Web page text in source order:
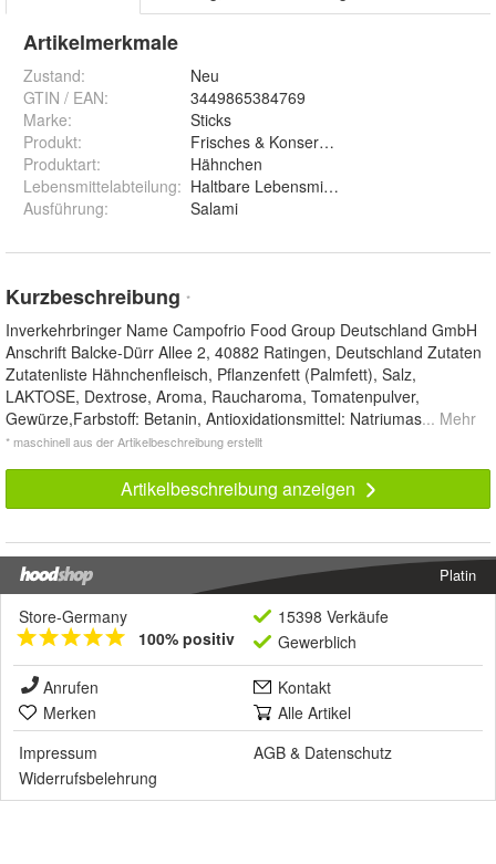
Artikelmerkmale
Zustand:
Neu
GTIN / EAN:
3449865384769
Marke:
Sticks
Produkt:
Frisches & Konservenfleisch & -geflügel
Produktart:
Hähnchen
Lebensmittelabteilung: Haltbare Lebensmittel
Ausführung: Salami
Kurzbeschreibung *
Inverkehrbringer Name Campofrio Food Group Deutschland GmbH
Anschrift Balcke-Dürr Allee 2, 40882 Ratingen, Deutschland Zutaten
Zutatenliste Hähnchenfleisch, Pflanzenfett (Palmfett), Salz,
LAKTOSE, Dextrose, Aroma, Raucharoma, Tomatenpulver,
Gewürze,Farbstoff: Betanin, Antioxidationsmittel: Natriumas... Mehr
* maschinell aus der Artikelbeschreibung erstellt
Artikelbeschreibung anzeigen
Platin
Store-Germany
100% positiv
15398 Verkäufe
Gewerblich
Anrufen
Kontakt
Merken
Alle Artikel
Impressum
AGB & Datenschutz
Widerrufsbelehrung